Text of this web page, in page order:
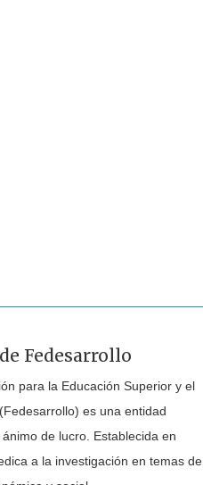
Fedesarrollo
para la Educación Superior y el
es una entidad
de lucro. Establecida en
a la investigación en temas de